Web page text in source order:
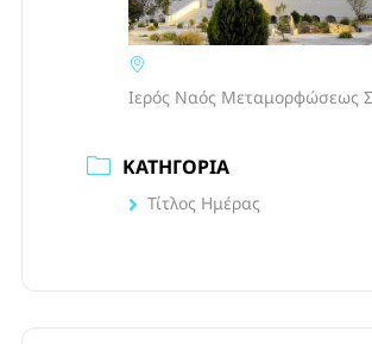
Ιερός Ναός Μεταμορφώσεως
ΚΑΤΗΓΟΡΊΑ
Τίτλος Ημέρας